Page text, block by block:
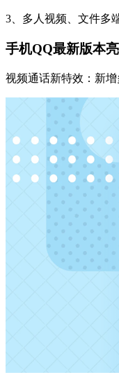
3、多人视频、文件多
手机QQ最新版本亮
视频通话新特效：新增